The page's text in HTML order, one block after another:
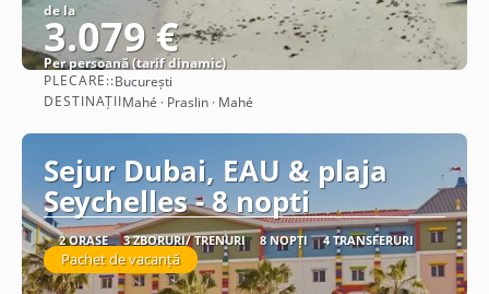
de la
3.079 €
Per persoană (tarif dinamic)
PLECARE::București
DESTINAȚIIMahé · Praslin · Mahé
Sejur Dubai, EAU & plaja
Seychelles - 8 nopti
2 ORAȘE 3 ZBORURI/ TRENURI 8 NOPȚI 4 TRANSFERURI
Pachet de vacanță